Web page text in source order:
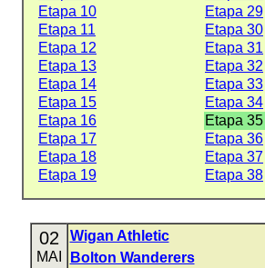
Etapa 10
Etapa 29
Etapa 11
Etapa 30
Etapa 12
Etapa 31
Etapa 13
Etapa 32
Etapa 14
Etapa 33
Etapa 15
Etapa 34
Etapa 16
Etapa 35
Etapa 17
Etapa 36
Etapa 18
Etapa 37
Etapa 19
Etapa 38
02
MAI
Wigan Athletic
Bolton Wanderers